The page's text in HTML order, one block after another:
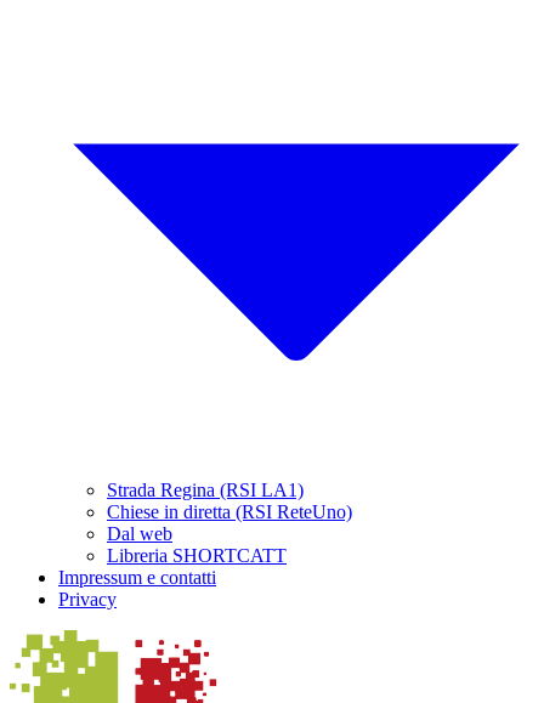
Strada Regina (RSI LA1)
Chiese in diretta (RSI ReteUno)
Dal web
Libreria SHORTCATT
Impressum e contatti
Privacy